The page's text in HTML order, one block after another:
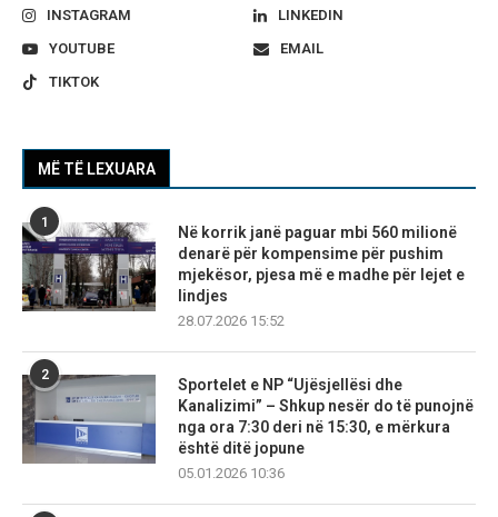
INSTAGRAM
LINKEDIN
YOUTUBE
EMAIL
TIKTOK
MË TË LEXUARA
1
Në korrik janë paguar mbi 560 milionë
denarë për kompensime për pushim
mjekësor, pjesa më e madhe për lejet e
lindjes
28.07.2026 15:52
2
Sportelet e NP “Ujësjellësi dhe
Kanalizimi” – Shkup nesër do të punojnë
nga ora 7:30 deri në 15:30, e mërkura
është ditë jopune
05.01.2026 10:36